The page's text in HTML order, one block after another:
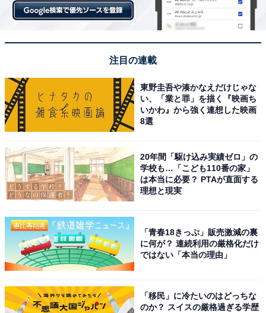
注目の連載
東野圭吾や湊かなえだけじゃな
い、「業と罪」を描く『映画ち
いかわ』から強く連想した映画
8選
20年間「駆け込み実績ゼロ」の
学校も…「こども110番の家」
は本当に必要？ PTAが直面する
理想と現実
「青春18きっぷ」販売激減の裏
に何が？ 連続利用の厳格化だけ
ではない「本当の理由」
「移民」に冷たいのはどっちな
のか？ スイスの厳格過ぎる学歴